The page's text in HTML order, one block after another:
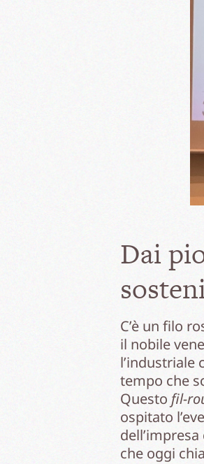
Dai
C’è un filo
il nobile
l’industriale
tempo che
Questo fil-
ospitato
che oggi